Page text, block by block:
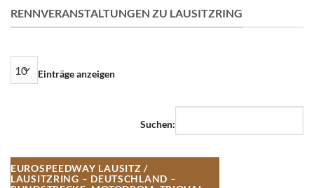
RENNVERANSTALTUNGEN ZU LAUSITZRING
Einträge anzeigen
Suchen:
EUROSPEEDWAY LAUSITZ /
LAUSITZRING – DEUTSCHLAND –